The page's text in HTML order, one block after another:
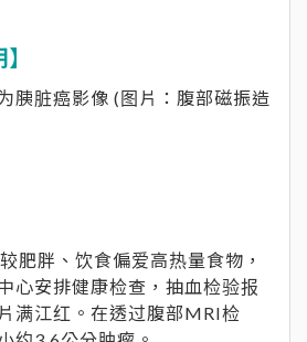
胰脏癌影像 (图片：腹部磁振造
肥胖、饮食偏爱高热量食物，
心安排健康检查，抽血检验报
满江红。在透过腹部MRI检